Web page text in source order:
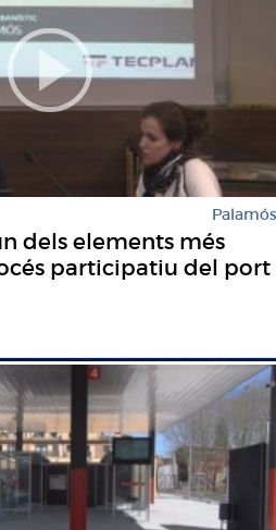
Palamós
dels elements més
participatiu del port